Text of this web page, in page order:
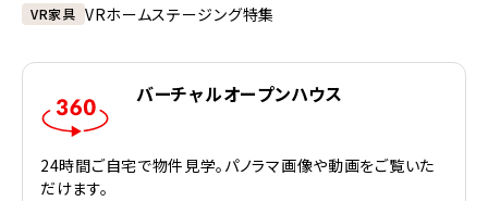
VR家具 VRホームステージング特集
バーチャルオープンハウス
24時間ご自宅で物件見学。パノラマ画像や動画をご覧いた
だけます。